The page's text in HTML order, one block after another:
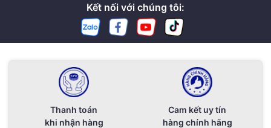
Kết nối với chúng tôi:
Thanh toán
khi nhận hàng
Cam kết uy tín
hàng chính hãng